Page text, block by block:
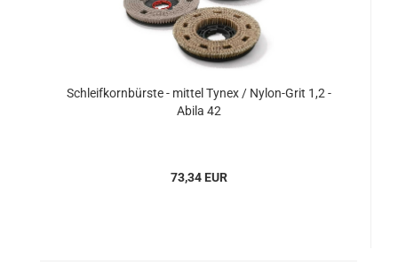
Schleifkornbürste - mittel Tynex / Nylon-Grit 1,2 -
Abila 42
73,34 EUR